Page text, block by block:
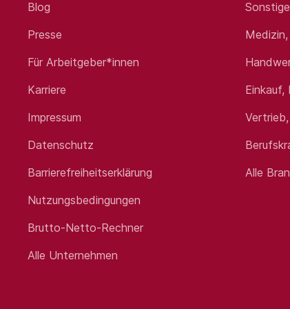
Das bieten wir
Leistungsgerechte, der
Enge interdisziplinäre
Moderne Infrastruktur und
Regional etablierter
Führender Anbieter
Ihr Aufgabenfeld
Blog
Presse
Für Arbeitgeber*innen
Karriere
Impressum
Datenschutz
Barrierefreiheitserklärung
Nutzungsbedingungen
Brutto-Netto-Rechner
Alle Unternehmen
Alle